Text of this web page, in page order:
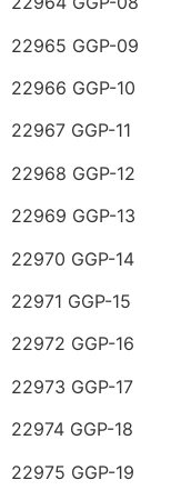
22965 GGP-09
22966 GGP-10
22967 GGP-11
22968 GGP-12
22969 GGP-13
22970 GGP-14
22971 GGP-15
22972 GGP-16
22973 GGP-17
22974 GGP-18
22975 GGP-19